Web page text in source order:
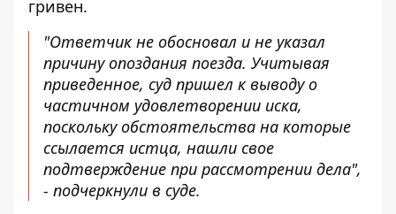
гривен.
"Ответчик не обосновал и не указал
причину опоздания поезда. Учитывая
приведенное, суд пришел к выводу о
частичном удовлетворении иска,
поскольку обстоятельства на которые
ссылается истца, нашли свое
подтверждение при рассмотрении дела",
- подчеркнули в суде.